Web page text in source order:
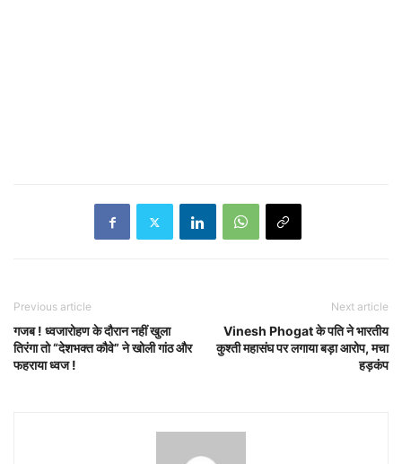
Previous article
गजब ! ध्वजारोहण के दौरान नहीं खुला
तिरंगा तो “देशभक्त कौवे” ने खोली गांठ और
फहराया ध्वज !
Next article
Vinesh Phogat के पति ने भारतीय
कुश्ती महासंघ पर लगाया बड़ा आरोप, मचा
हड़कंप